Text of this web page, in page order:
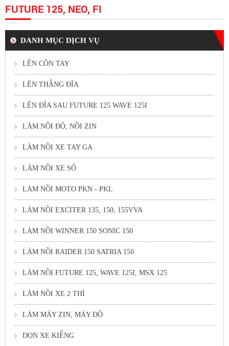
FUTURE 125, NEO, FI
DANH MỤC DỊCH VỤ
LÊN CÔN TAY
LÊN THẮNG ĐĨA
LÊN ĐĨA SAU FUTURE 125 WAVE 125I
LÀM NỒI ĐỘ, NỒI ZIN
LÀM NỒI XE TAY GA
LÀM NỒI XE SỐ
LÀM NỒI MOTO PKN - PKL
LÀM NỒI EXCITER 135, 150, 155VVA
LÀM NỒI WINNER 150 SONIC 150
LÀM NỒI RAIDER 150 SATRIA 150
LÀM NỒI FUTURE 125, WAVE 125I, MSX 125
LÀM NỒI XE 2 THÌ
LÀM MÁY ZIN, MÁY ĐỘ
DỌN XE KIỂNG